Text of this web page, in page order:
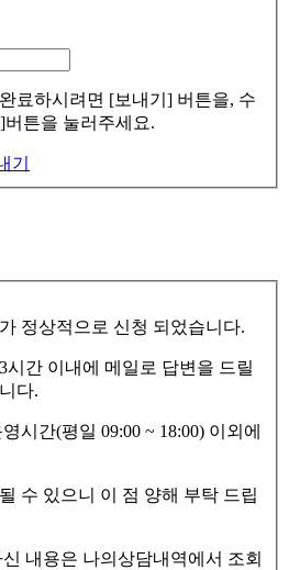
료하시려면 [보내기] 버튼을, 수
튼을 눌러주세요.
기
정상적으로 신청 되었습니다.
시간 이내에 메일로 답변을 드릴
다.
시간(평일 09:00 ~ 18:00) 이외에
수 있으니 이 점 양해 부탁 드립
내용은 나의상담내역에서 조회